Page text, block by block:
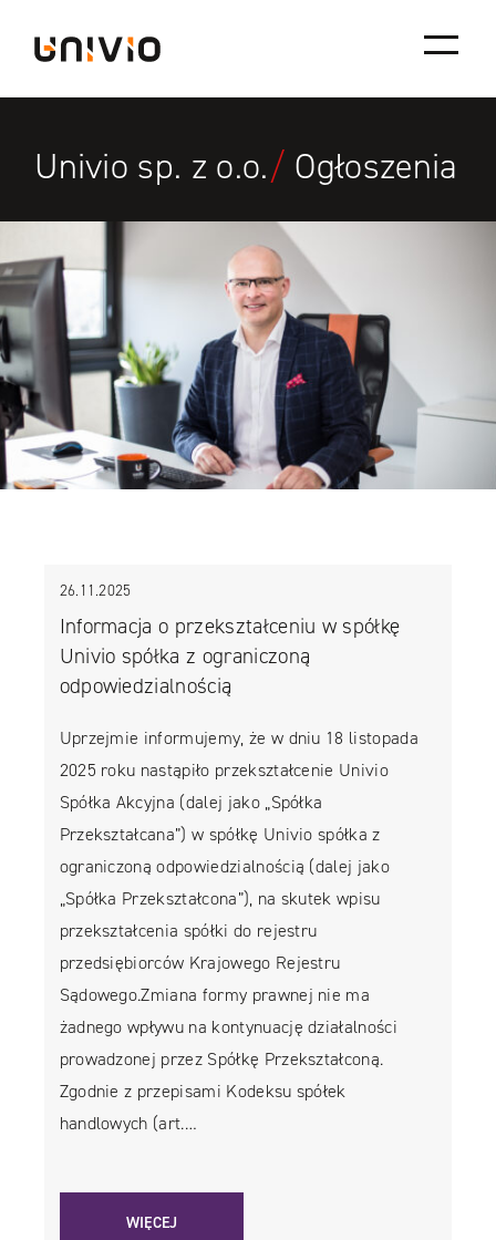
content
Univio sp. z o.o./ Ogłoszenia
26.11.2025
Informacja o przekształceniu w spółkę
Univio spółka z ograniczoną
odpowiedzialnością
Uprzejmie informujemy, że w dniu 18 listopada
2025 roku nastąpiło przekształcenie Univio
Spółka Akcyjna (dalej jako „Spółka
Przekształcana”) w spółkę Univio spółka z
ograniczoną odpowiedzialnością (dalej jako
„Spółka Przekształcona”), na skutek wpisu
przekształcenia spółki do rejestru
przedsiębiorców Krajowego Rejestru
Sądowego.Zmiana formy prawnej nie ma
żadnego wpływu na kontynuację działalności
prowadzonej przez Spółkę Przekształconą.
Zgodnie z przepisami Kodeksu spółek
handlowych (art.…
WIĘCEJ